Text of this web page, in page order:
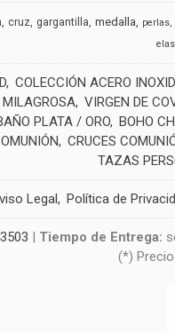
cruz gargantilla medalla perlas
COLECCIÓN ACERO
MILAGROSA VIRGEN DE
PLATA / ORO BOHO
CRUCES
TAZAS
Legal Política de
| Tiempo de Entrega:
(*)